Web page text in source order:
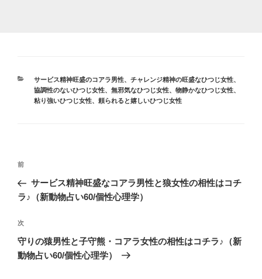
カ
テ
ゴ
サービス精神旺盛のコアラ男性、 チャレンジ精神の旺盛なひつじ女性、
協調性のないひつじ女性、 無邪気なひつじ女性、 物静かなひつじ女性、
粘り強いひつじ女性、 頼られると嬉しいひつじ女性
投
ナ
ゲ
ー
シ
前
の
投
前
サービス精神旺盛なコアラ男性と狼女性の相性はコチ
ラ♪（新動物占い60/個性心理学）
次
の
投
次
守りの猿男性と子守熊・コアラ女性の相性はコチラ♪（新
動物占い60/個性心理学）